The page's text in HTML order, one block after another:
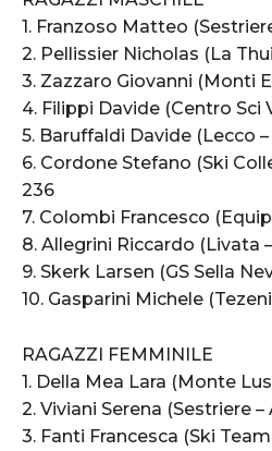
1. Franzoso Matteo
2. Pellissier Nicholas (La
3. Zazzaro Giovanni (Monti
4. Filippi Davide (Centro Sci
5. Baruffaldi Davide (Lecco –
6. Cordone Stefano (Ski
236
7. Colombi Francesco
8. Allegrini Riccardo (Livata –
9. Skerk Larsen (GS Sella
10. Gasparini Michele
RAGAZZI FEMMINILE
1. Della Mea Lara (Monte
2. Viviani Serena (Sestriere –
3. Fanti Francesca (Ski